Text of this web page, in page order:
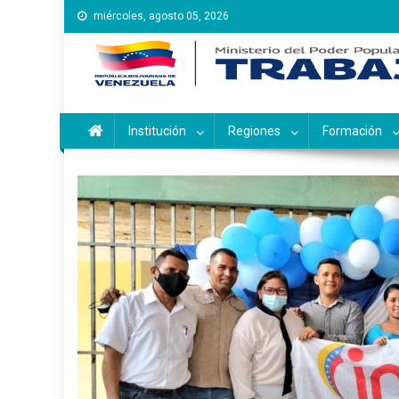
Saltar
al
contenido
miércoles, agosto 05, 2026
Instituto Nacional de
Inces
Institución Regiones Formación